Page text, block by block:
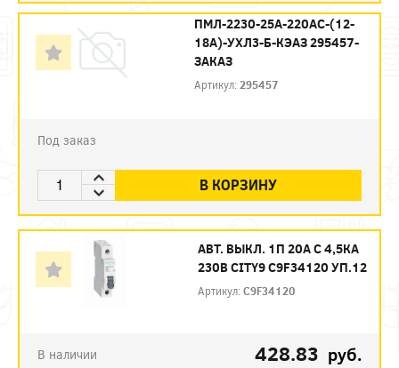
ПМЛ-2230-25А-220AC-(12-
18А)-УХЛ3-Б-КЭАЗ 295457-
ЗАКАЗ
Артикул: 295457
Под заказ
В КОРЗИНУ
АВТ. ВЫКЛ. 1П 20А С 4,5КА
230В CITY9 C9F34120 УП.12
Артикул:C9F34120
В наличии 428.83 руб.